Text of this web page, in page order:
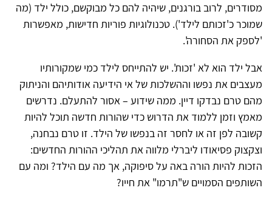
מסודרים, לרוב בורגנים, שיהיה להם כל מבוקשם, כולל ילד (מה
שמוכר כ'זכותם לילד'). טכנולוגיות פוריות חדישות, מאפשרות
'לספק את הסחורה'.
אבל ילד הוא לא 'זכות'. יש להתייחס לילד כמי שמקורותיו
מעצבים את נפשו וההשלכות של אי הידיעה אודותיהם והניתוק
מהם טרם נבדקו דיין. ממה שידוע – אסור להתעלם. נדרשים
מאמץ וזמן ללמוד את הדרוש כדי שהורות חדשה תוכל להיות
קשובה לפן זה או לחסר זה בנפשו של הילד. זו טרם נבחנה,
וצקצוק פסיאודו ליברלי מלווה את תהליכי ההורות החדשים:
הזכות להיות הורה באה על סיפוקה, אך מה עם הילד? ומה עם
השותפים הסמויים ש"תרמו" את חייו?